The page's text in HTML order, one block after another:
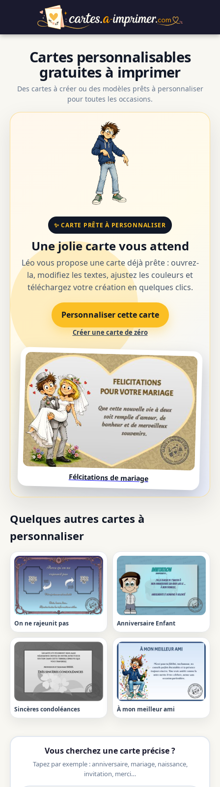
Cartes personnalisables
gratuites à imprimer
Des cartes à créer ou des modèles prêts à personnaliser
pour toutes les occasions.
✨ CARTE PRÊTE À PERSONNALISER
Une jolie carte vous attend
Léo vous propose une carte déjà prête : ouvrez-
la, modifiez les textes, ajustez les couleurs et
téléchargez votre création en quelques clics.
Personnaliser cette carte
Créer une carte de zéro
Félcitations de mariage
Quelques autres cartes à
personnaliser
On ne rajeunit pas Anniversaire Enfant
Sincères condoléances À mon meilleur ami
Vous cherchez une carte précise ?
Tapez par exemple : anniversaire, mariage, naissance,
invitation, merci…